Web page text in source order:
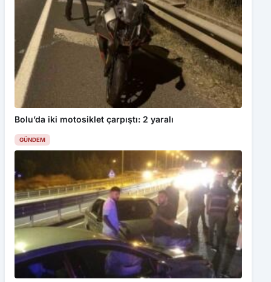
Bolu’da iki motosiklet çarpıştı: 2 yaralı
GÜNDEM